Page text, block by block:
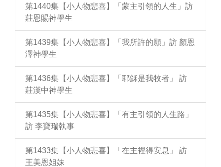
第1440集【小人物悲喜】「蒙主引領的人生」訪
莊恩賜神學生
第1439集【小人物悲喜】「我所許的願」訪 顏恩
澤神學生
第1436集【小人物悲喜】「耶穌是我牧者」 訪
莊漢中神學生
第1435集【小人物悲喜】「有主引領的人生路」
訪 李寶瑞執事
第1433集【小人物悲喜】「在主裡得安息」 訪
王美恩姐妹